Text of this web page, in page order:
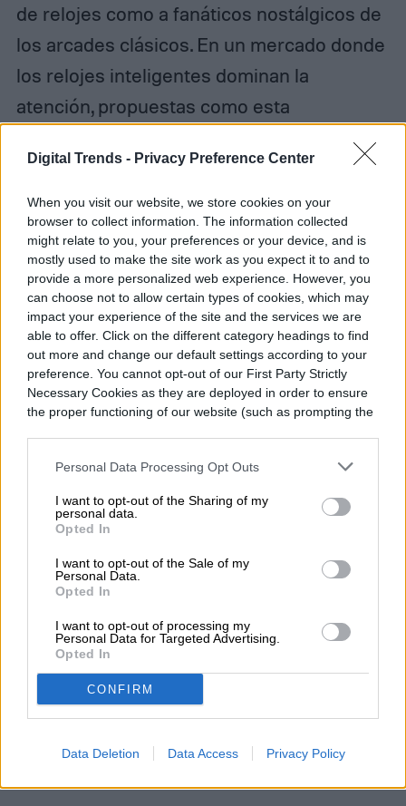
Digital Trends - Privacy Preference Center
When you visit our website, we store cookies on your
browser to collect information. The information collected
might relate to you, your preferences or your device, and is
mostly used to make the site work as you expect it to and to
provide a more personalized web experience. However, you
can choose not to allow certain types of cookies, which may
impact your experience of the site and the services we are
able to offer. Click on the different category headings to find
out more and change our default settings according to your
preference. You cannot opt-out of our First Party Strictly
Necessary Cookies as they are deployed in order to ensure
the proper functioning of our website (such as prompting the
Personal Data Processing Opt Outs
I want to opt-out of the Sharing of my
personal data.
Opted In
I want to opt-out of the Sale of my
Personal Data.
Opted In
I want to opt-out of processing my
Personal Data for Targeted Advertising.
Opted In
CONFIRM
Data Deletion Data Access Privacy Policy
de relojes como a fanáticos nostálgicos de
los arcades clásicos. En un mercado donde
los relojes inteligentes dominan la
atención, propuestas como esta
demuestran que todavía existe un público
dispuesto a pagar por objetos que cuenten
una historia cultural, que tengan un
carácter estético definido y que conecten
con épocas doradas de la cultura pop.
Diego Bastarrica
Senior Editor
Content en Digital Trends en Español,
donde lidera la estrategia editorial, SEO…
Topics
Noticias